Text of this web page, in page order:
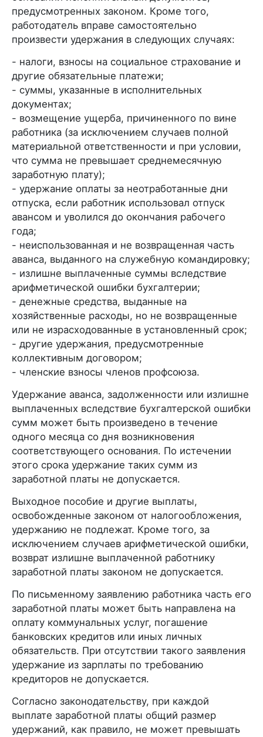
предусмотренных законом. Кроме того,
работодатель вправе самостоятельно
произвести удержания в следующих случаях:
- налоги, взносы на социальное страхование и
другие обязательные платежи;
- суммы, указанные в исполнительных
документах;
- возмещение ущерба, причиненного по вине
работника (за исключением случаев полной
материальной ответственности и при условии,
что сумма не превышает среднемесячную
заработную плату);
- удержание оплаты за неотработанные дни
отпуска, если работник использовал отпуск
авансом и уволился до окончания рабочего
года;
- неиспользованная и не возвращенная часть
аванса, выданного на служебную командировку;
- излишне выплаченные суммы вследствие
арифметической ошибки бухгалтерии;
- денежные средства, выданные на
хозяйственные расходы, но не возвращенные
или не израсходованные в установленный срок;
- другие удержания, предусмотренные
коллективным договором;
- членские взносы членов профсоюза.
Удержание аванса, задолженности или излишне
выплаченных вследствие бухгалтерской ошибки
сумм может быть произведено в течение
одного месяца со дня возникновения
соответствующего основания. По истечении
этого срока удержание таких сумм из
заработной платы не допускается.
Выходное пособие и другие выплаты,
освобожденные законом от налогообложения,
удержанию не подлежат. Кроме того, за
исключением случаев арифметической ошибки,
возврат излишне выплаченной работнику
заработной платы законом не допускается.
По письменному заявлению работника часть его
заработной платы может быть направлена на
оплату коммунальных услуг, погашение
банковских кредитов или иных личных
обязательств. При отсутствии такого заявления
удержание из зарплаты по требованию
кредиторов не допускается.
Согласно законодательству, при каждой
выплате заработной платы общий размер
удержаний, как правило, не может превышать